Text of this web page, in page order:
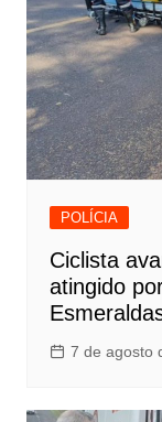
POLÍCIA
Ciclista
atingido
7 de agosto